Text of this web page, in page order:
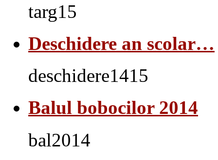
targ15
Deschidere an scolar…
deschidere1415
Balul bobocilor 2014
bal2014